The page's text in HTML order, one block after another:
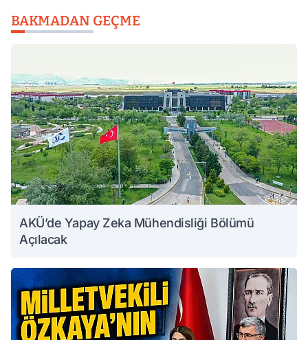
BAKMADAN GEÇME
AKÜ’de Yapay Zeka Mühendisliği Bölümü
Açılacak